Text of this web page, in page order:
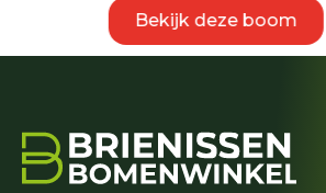
Bekijk deze boom
product
heeft
kan
gekozen
worden